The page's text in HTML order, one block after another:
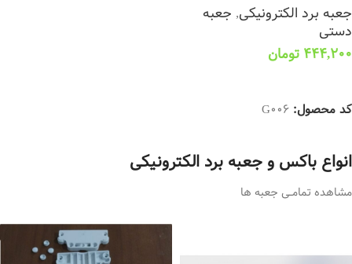
جعبه برد الکترونیکی, جعبه
دستی
444,200 تومان
کد محصول: G006
انواع باکس و جعبه برد الکترونیکی
مشاهده تمامــی جعبه ها